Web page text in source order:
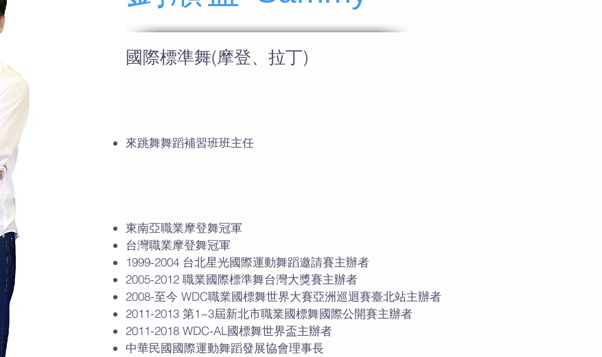
國際標準舞(摩登、拉丁)
來跳舞舞蹈補習班班主任
東南亞職業摩登舞冠軍
台灣職業摩登舞冠軍
1999-2004 台北星光國際運動舞蹈邀請賽主辦者
2005-2012 職業國際標準舞台灣大獎賽主辦者
2008-至今 WDC職業國標舞世界大賽亞洲巡迴賽臺北站主辦者
2011-2013 第1~3屆新北市職業國標舞國際公開賽主辦者
2011-2018 WDC-AL國標舞世界盃主辦者
中華民國國際運動舞蹈發展協會理事長